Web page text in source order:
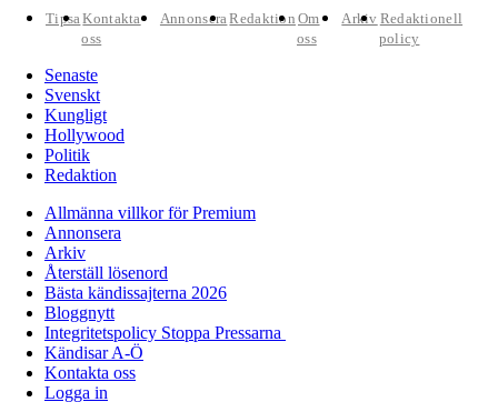
TipsaKontakta
oss
AnnonseraRedaktion Om
oss
Arkiv Redaktionell
policy
Senaste
Svenskt
Kungligt
Hollywood
Politik
Redaktion
Allmänna villkor för Premium
Annonsera
Arkiv
Återställ lösenord
Bästa kändissajterna 2026
Bloggnytt
Integritetspolicy Stoppa Pressarna
Kändisar A-Ö
Kontakta oss
Logga in